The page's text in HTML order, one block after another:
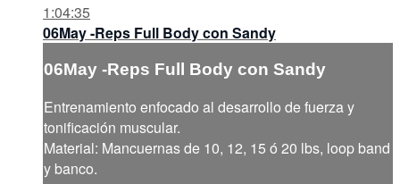
1:04:35
06May -Reps Full Body con Sandy
06May -Reps Full Body con Sandy
Entrenamiento enfocado al desarrollo de fuerza y
tonificación muscular.
Material: Mancuernas de 10, 12, 15 ó 20 lbs, loop band
y banco.